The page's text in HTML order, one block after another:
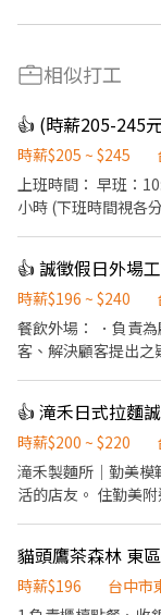
相似打工
時薪$205 ~ $245
上班時間： 早班：
小時 (下班時間視各分店營運狀況排
須能配合15小時。
3.休假須與現場配合
站最高加40元/小時
者，將不留任。 工作崗位： 備料：餐點備製、材料備製、出餐。 三
炸牛排餐點處理及擺盤、牛肉處
2.員工&親友用餐優
時薪$196 ~ $240
餐飲外場： ．負責
客、解決顧客提出之
負責結帳、收銀等
前與烹飪中之準備工
切各種食材。 ．負
所需要的食材。 ．
時薪$200 ~ $220
滝禾製麵所｜勤美模範店 🍜 我們徵的不是「打工仔
活的店友。 住勤美附近、走路就能來上班。 白天一起爆單、晚上一
下班」的老派文化， 忙完老
人帶你、教你。 希望你來這裡不是只有賺錢， 而是認識一群人、留
下一段很青春的日子
時薪$196
台中市